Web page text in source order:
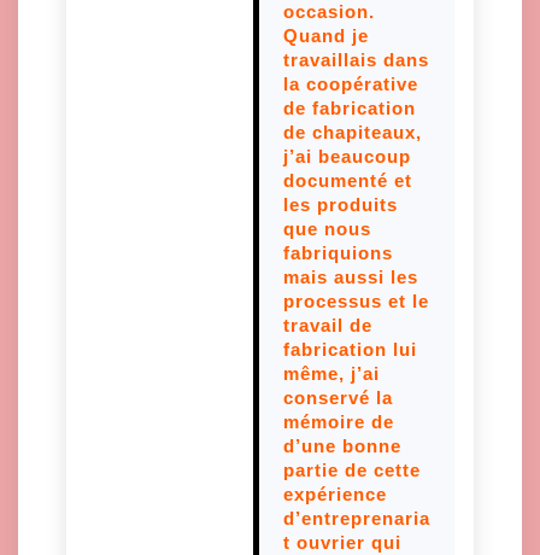
occasion.
Quand je
travaillais dans
la coopérative
de fabrication
de chapiteaux,
j’ai beaucoup
documenté et
les produits
que nous
fabriquions
mais aussi les
processus et le
travail de
fabrication lui
même, j’ai
conservé la
mémoire de
d’une bonne
partie de cette
expérience
d’entreprenaria
t ouvrier qui